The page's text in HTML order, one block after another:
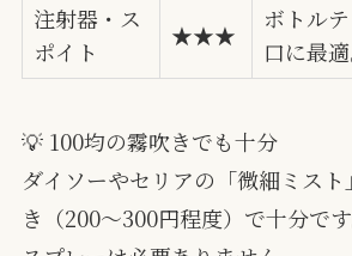
注射器・ス
ポイト
★★★
ボトル
口に最適
💡 100均の霧吹きでも十分
ダイソーやセリアの「微細ミス
き（200〜300円程度）で十分で